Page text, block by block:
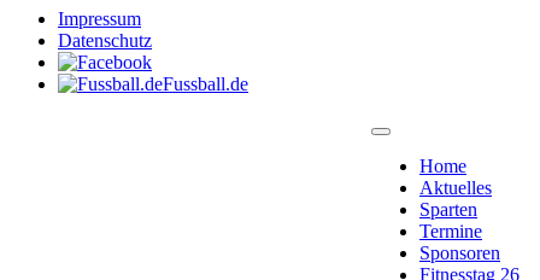
Impressum
Datenschutz
Fussball.de
Home
Aktuelles
Sparten
Termine
Sponsoren
Fitnesstag 26